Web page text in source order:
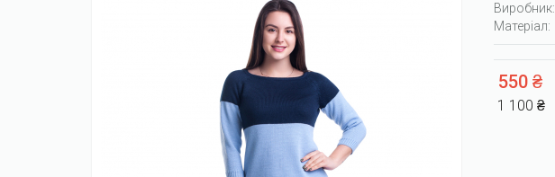
Виробник:
Матеріал:
550 ₴
1 100 ₴